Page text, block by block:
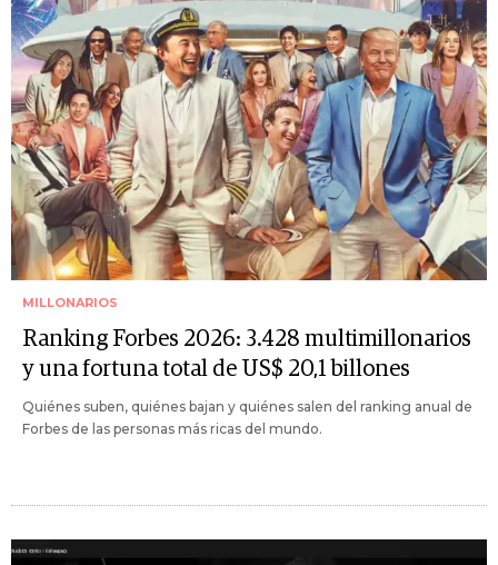
MILLONARIOS
Ranking Forbes 2026: 3.428 multimillonarios
y una fortuna total de US$ 20,1 billones
Quiénes suben, quiénes bajan y quiénes salen del ranking anual de
Forbes de las personas más ricas del mundo.